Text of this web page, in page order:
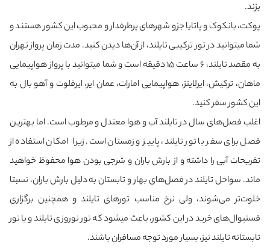
بزند.
پوکت، بانکوک و پاتایا جزو شهرهای پرطرفدار و محبوب این کشور هستند و
شما می‎توانید در تور ترکیبی تایلند، از آن‌ها دیدن کنید. مدت زمان پرواز تهران
به مقصد تایلند، 6 ساعت 15 دقیقه است و شما می‎توانید با پرواز هواپیمایی
ماهان، ترکیش، ایرلاینز، هواپیمایی امارات، عمان ایر، ایرفلوت و آهو بال به
این کشور سفر کنید.
اغلب فصل‌های سال در تایلند آب و هوا معتدل و مرطوب است. اما بهترین
فصل برای سفر با تور تایلند، پاییز و زمستان است. زیرا امکان استفاده از
تفریحات آبی را داشته و از بارش باران و شرجی بودن هوا محفوظ خواهید
ماند. سواحل تایلند در فصل‌های بهار و تابستان به دلیل بارش باران، نسبتا
خلوت‌تر می‌شوند، ولی نرخ مناسب تورهای تایلند و همچنین برگزاری
فستیوال‌های خرید در این کشور، باعث می‎شود که تور نوروزی تایلند و یا تور
تابستانه تایلند نیز، بسیار مورد توجه مسافران باشند.